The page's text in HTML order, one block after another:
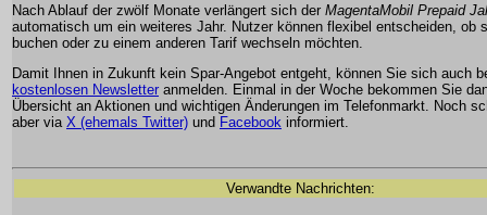
Nach Ablauf der zwölf Monate verlängert sich der MagentaMobil Prepaid
automatisch um ein weiteres Jahr. Nutzer können flexibel entscheiden, ob
buchen oder zu einem anderen Tarif wechseln möchten.
Damit Ihnen in Zukunft kein Spar-Angebot entgeht, können Sie sich auch
kostenlosen Newsletter anmelden. Einmal in der Woche bekommen Sie
Übersicht an Aktionen und wichtigen Änderungen im Telefonmarkt. Noch
aber via X (ehemals Twitter) und Facebook informiert.
Verwandte Nachrichten: